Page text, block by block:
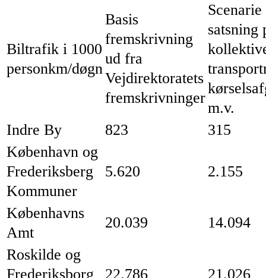
Biltrafik i 1000
personkm/døgn
Basis
fremskrivning
ud fra
Vejdirektoratets
fremskrivninger
satsning
m.v.
Indre By
823
315
København og
Frederiksberg
Kommuner
5.620 2.155
Københavns
Amt
20.039
14.094
Roskilde og
Frederiksborg
22.786 21.026